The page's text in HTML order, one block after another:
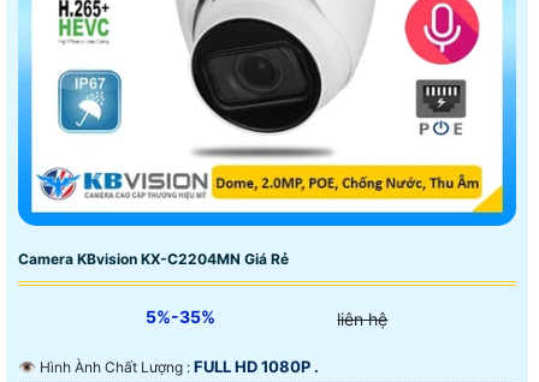
Camera KBvision KX-C2204MN Giá Rẻ
5%-35% liên hệ
👁 Hình Ành Chất Lượng : FULL HD 1080P .